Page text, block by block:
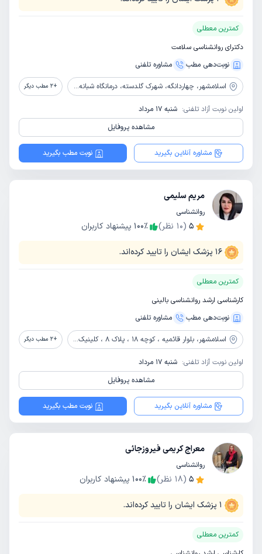
کمترین معطلی
دکترای روانشناسی سلامت
نوبت‌دهی مطب
مشاوره‌ تلفنی
اسلامشهر، چهاردانگه، شهرک گلدسته، درمانگاه شبانه روزی گلدسته +
2 مطب دیگر
اولین نوبت آزاد تلفنی: شنبه 17 مرداد
مشاهده پروفایل
مشاوره آنلاین بگیرید نوبت مطب بگیرید
مریم سلیمی
روانشناسی
5
(
10 نظر) 100٪ پیشنهاد کاربران
16 پزشک ایشان را تایید کرده‌اند.
کمترین معطلی
کارشناسی ارشد روانشناسی بالینی
نوبت‌دهی مطب
مشاوره‌ تلفنی
اسلامشهر، بلوار قائمیه ، کوچه 18 ، پلاک 8 ، کلینیک ندای درون من +
2 مطب دیگر
اولین نوبت آزاد تلفنی: شنبه 17 مرداد
مشاهده پروفایل
مشاوره آنلاین بگیرید نوبت مطب بگیرید
معراج کریمی فیروزجائی
روانشناسی
5
(
18 نظر) 100٪ پیشنهاد کاربران
1 پزشک ایشان را تایید کرده‌اند.
کمترین معطلی